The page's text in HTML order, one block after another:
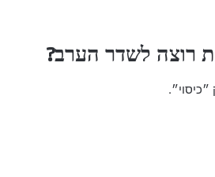
רוצה לשדר הערב?